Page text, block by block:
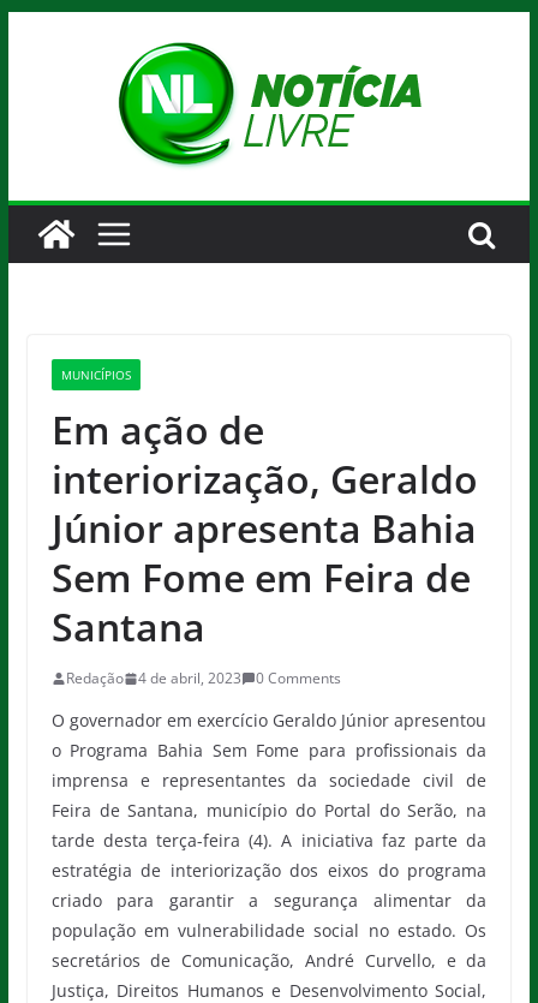
MUNICÍPIOS
Em ação de
interiorização, Geraldo
Júnior apresenta Bahia
Sem Fome em Feira de
Santana
Redação 4 de abril, 2023 0 Comments
O governador em exercício Geraldo Júnior apresentou
o Programa Bahia Sem Fome para profissionais da
imprensa e representantes da sociedade civil de
Feira de Santana, município do Portal do Serão, na
tarde desta terça-feira (4). A iniciativa faz parte da
estratégia de interiorização dos eixos do programa
criado para garantir a segurança alimentar da
população em vulnerabilidade social no estado. Os
secretários de Comunicação, André Curvello, e da
Justiça, Direitos Humanos e Desenvolvimento Social,